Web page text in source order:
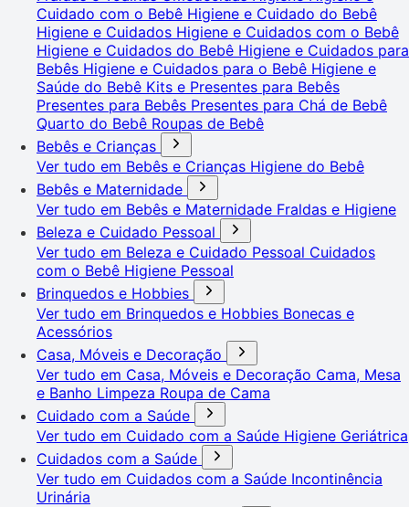
Cuidado com o Bebê Higiene e Cuidado do Bebê
Higiene e Cuidados Higiene e Cuidados com o Bebê
Higiene e Cuidados do Bebê Higiene e Cuidados para
Bebês Higiene e Cuidados para o Bebê Higiene e
Saúde do Bebê Kits e Presentes para Bebês
Presentes para Bebês Presentes para Chá de Bebê
Quarto do Bebê Roupas de Bebê
Bebês e Crianças
Ver tudo em Bebês e Crianças Higiene do Bebê
Bebês e Maternidade
Ver tudo em Bebês e Maternidade Fraldas e Higiene
Beleza e Cuidado Pessoal
Ver tudo em Beleza e Cuidado Pessoal Cuidados
com o Bebê Higiene Pessoal
Brinquedos e Hobbies
Ver tudo em Brinquedos e Hobbies Bonecas e
Acessórios
Casa, Móveis e Decoração
Ver tudo em Casa, Móveis e Decoração Cama, Mesa
e Banho Limpeza Roupa de Cama
Cuidado com a Saúde
Ver tudo em Cuidado com a Saúde Higiene Geriátrica
Cuidados com a Saúde
Ver tudo em Cuidados com a Saúde Incontinência
Urinária